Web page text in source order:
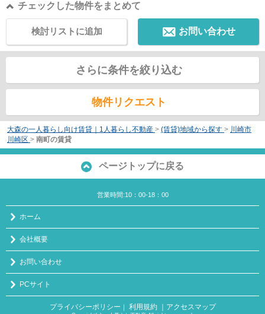
チェックした物件をまとめて
お問い合わせ
検討リストに追加
さらに条件を絞り込む
物件リクエスト
大森の一人暮らし向け賃貸｜1人暮らし不動産 > (賃貸)地域から探す > 川崎市
川崎区 > 南町の賃貸
ページトップに戻る
営業時間:10：00-18：00
ホーム
会社概要
お問い合わせ
PCサイト
プライバシーポリシー 利用規約 ｜アクセスマップ